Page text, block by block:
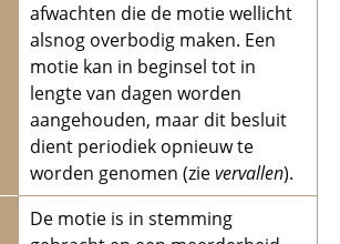
afwachten die de motie wellicht
alsnog overbodig maken. Een
motie kan in beginsel tot in
lengte van dagen worden
aangehouden, maar dit besluit
dient periodiek opnieuw te
worden genomen (zievervallen).
De motie is in stemming